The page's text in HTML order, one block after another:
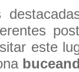
este